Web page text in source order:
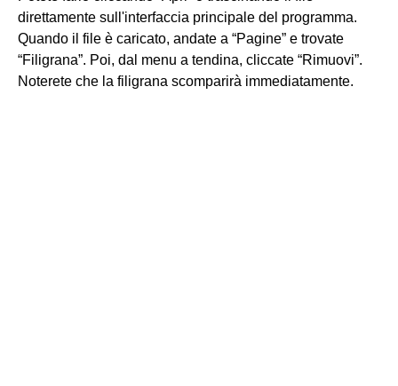
direttamente sull'interfaccia principale del programma.
Quando il file è caricato, andate a “Pagine” e trovate
“Filigrana”. Poi, dal menu a tendina, cliccate “Rimuovi”.
Noterete che la filigrana scomparirà immediatamente.